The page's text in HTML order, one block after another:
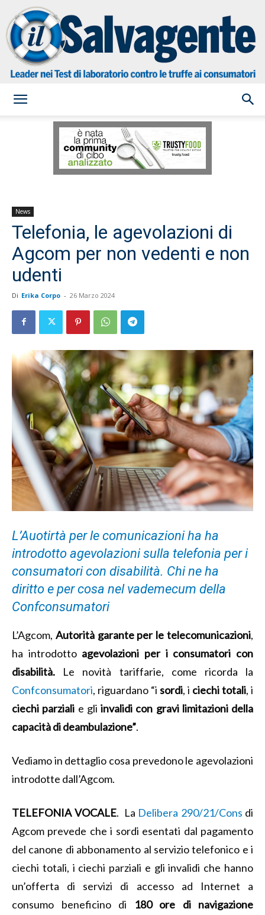
Salvagente
News
Telefonia, le agevolazioni di
Agcom per non vedenti e non
udenti
Di Erika Corpo - 26 Marzo 2024
L’Auotirtà per le comunicazioni ha ha
introdotto agevolazioni sulla telefonia per i
consumatori con disabilità. Chi ne ha
diritto e per cosa nel vademecum della
Confconsumatori
L’Agcom, Autorità garante per le telecomunicazioni,
ha introdotto agevolazioni per i consumatori con
disabilità. Le novità tariffarie, come ricorda la
Confconsumatori, riguardano “i sordi, i ciechi totali, i
ciechi parziali e gli invalidi con gravi limitazioni della
capacità di deambulazione”.
Vediamo in dettaglio cosa prevedono le agevolazioni
introdotte dall’Agcom.
TELEFONIA VOCALE. La Delibera 290/21/Cons di
Agcom prevede che i sordi esentati dal pagamento
del canone di abbonamento al servizio telefonico e i
ciechi totali, i ciechi parziali e gli invalidi che hanno
un’offerta di servizi di accesso ad Internet a
consumo beneficino di
180 ore di navigazione